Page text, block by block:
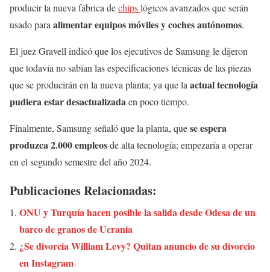
producir la nueva fábrica dechipslógicos avanzados que serán
usado para alimentar equipos móviles y coches autónomos.
El juez Gravell indicó que los ejecutivos de Samsung le dijeron
que todavía no sabían las especificaciones técnicas de las piezas
que se producirán en la nueva planta; ya que la actual tecnología
pudiera estar desactualizadaen poco tiempo.
Finalmente, Samsung señaló que la planta, quese espera
produzca 2.000 empleosde alta tecnología; empezaría a operar
en el segundo semestre del año 2024.
Publicaciones Relacionadas:
ONU y Turquía hacen posible la salida desde Odesa de un
barco de granos de Ucrania
¿Se divorcia William Levy? Quitan anuncio de su divorcio
en Instagram